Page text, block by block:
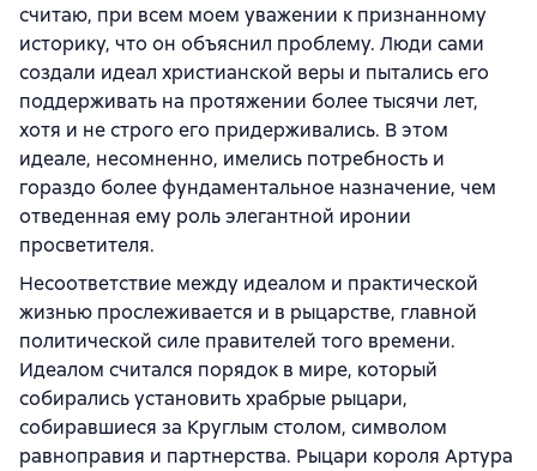
считаю, при всем моем уважении к признанному
историку, что он объяснил проблему. Люди сами
создали идеал христианской веры и пытались его
поддерживать на протяжении более тысячи лет,
хотя и не строго его придерживались. В этом
идеале, несомненно, имелись потребность и
гораздо более фундаментальное назначение, чем
отведенная ему роль элегантной иронии
просветителя.
Несоответствие между идеалом и практической
жизнью прослеживается и в рыцарстве, главной
политической силе правителей того времени.
Идеалом считался порядок в мире, который
собирались установить храбрые рыцари,
собиравшиеся за Круглым столом, символом
равноправия и партнерства. Рыцари короля Артура